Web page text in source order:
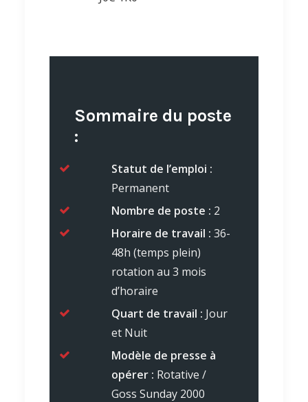
Sommaire du poste
:
Statut de l’emploi :
Permanent
Nombre de poste : 2
Horaire de travail : 36-
48h (temps plein)
rotation au 3 mois
d’horaire
Quart de travail : Jour
et Nuit
Modèle de presse à
opérer : Rotative /
Goss Sunday 2000